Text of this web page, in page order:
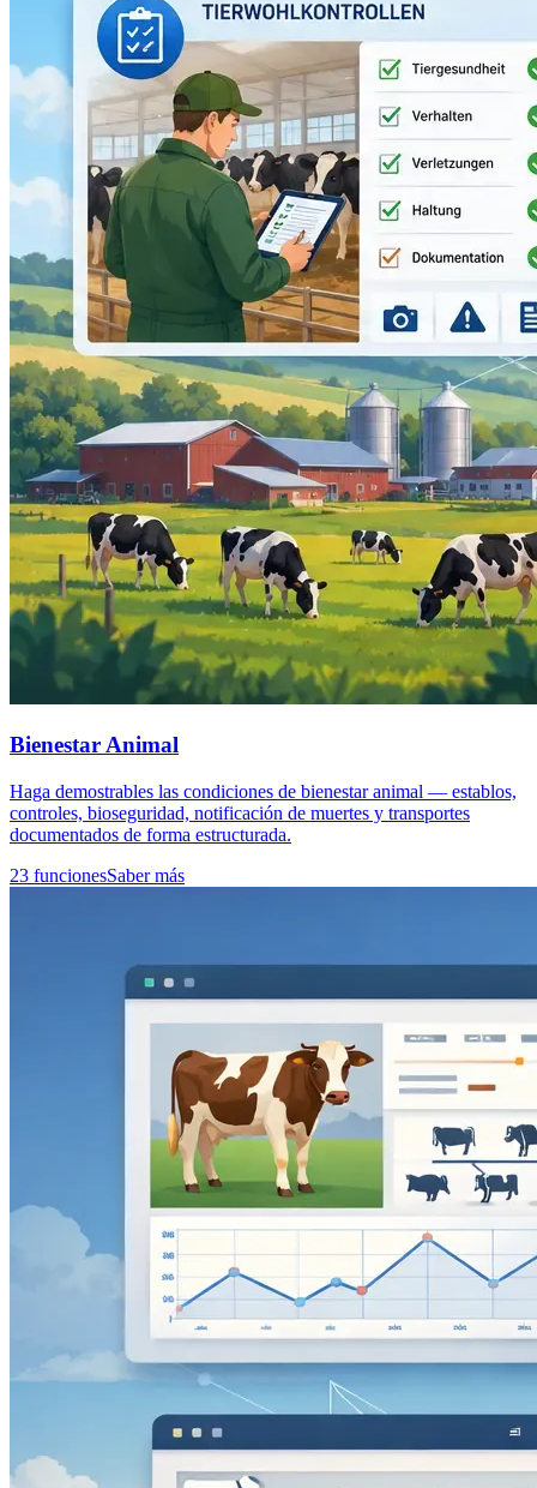
Bienestar Animal
Haga demostrables las condiciones de bienestar animal — establos,
controles, bioseguridad, notificación de muertes y transportes
documentados de forma estructurada.
23 funcionesSaber más